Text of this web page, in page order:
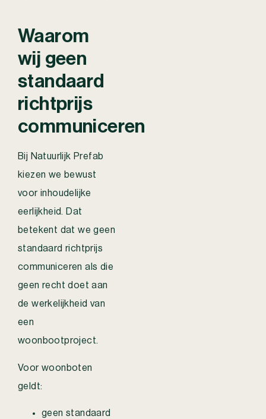
Waarom
wij geen
standaard
richtprijs
communiceren
Bij Natuurlijk Prefab
kiezen we bewust
voor inhoudelijke
eerlijkheid. Dat
betekent dat we geen
standaard richtprijs
communiceren als die
geen recht doet aan
de werkelijkheid van
een
woonbootproject.
Voor woonboten
geldt:
geen standaard